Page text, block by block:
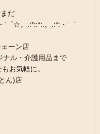
だ
’゜☆。.:*::*:.。.:*:・’゜
ーン店
ナル・介護用品まで
お気軽に。
ん)店